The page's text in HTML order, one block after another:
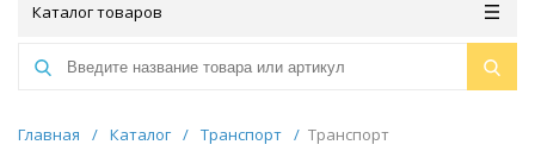
Каталог товаров
Главная / Каталог / Транспорт / Транспорт